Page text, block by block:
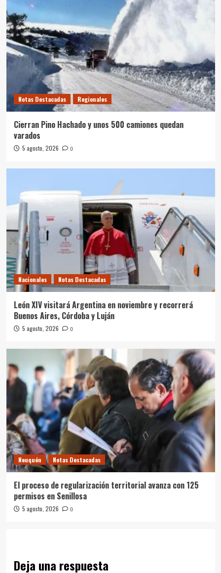
Notas Destacadas Regionales
Cierran Pino Hachado y unos 500 camiones quedan
varados
5 agosto, 2026 0
Nacionales Notas Destacadas
León XIV visitará Argentina en noviembre y recorrerá
Buenos Aires, Córdoba y Luján
5 agosto, 2026 0
Neuquén Notas Destacadas
El proceso de regularización territorial avanza con 125
permisos en Senillosa
5 agosto, 2026 0
Deja una respuesta